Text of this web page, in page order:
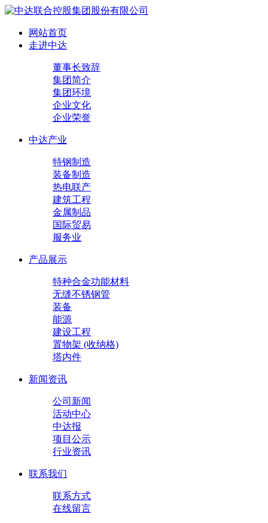
网站首页
走进中达
董事长致辞
集团简介
集团环境
企业文化
企业荣誉
中达产业
特钢制造
装备制造
热电联产
建筑工程
金属制品
国际贸易
服务业
产品展示
特种合金功能材料
无缝不锈钢管
装备
能源
建设工程
置物架 (收纳格)
塔内件
新闻资讯
公司新闻
活动中心
中达报
项目公示
行业资讯
联系我们
联系方式
在线留言